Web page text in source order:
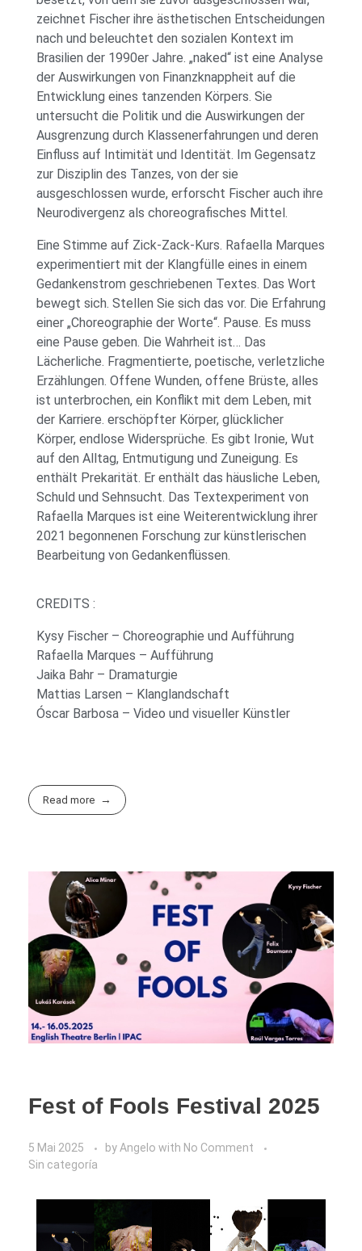
zeichnet Fischer ihre ästhetischen Entscheidungen
nach und beleuchtet den sozialen Kontext im
Brasilien der 1990er Jahre. „naked“ ist eine Analyse
der Auswirkungen von Finanzknappheit auf die
Entwicklung eines tanzenden Körpers. Sie
untersucht die Politik und die Auswirkungen der
Ausgrenzung durch Klassenerfahrungen und deren
Einfluss auf Intimität und Identität. Im Gegensatz
zur Disziplin des Tanzes, von der sie
ausgeschlossen wurde, erforscht Fischer auch ihre
Neurodivergenz als choreografisches Mittel.
Eine Stimme auf Zick-Zack-Kurs. Rafaella Marques
experimentiert mit der Klangfülle eines in einem
Gedankenstrom geschriebenen Textes. Das Wort
bewegt sich. Stellen Sie sich das vor. Die Erfahrung
einer „Choreographie der Worte“. Pause. Es muss
eine Pause geben. Die Wahrheit ist… Das
Lächerliche. Fragmentierte, poetische, verletzliche
Erzählungen. Offene Wunden, offene Brüste, alles
ist unterbrochen, ein Konflikt mit dem Leben, mit
der Karriere. erschöpfter Körper, glücklicher
Körper, endlose Widersprüche. Es gibt Ironie, Wut
auf den Alltag, Entmutigung und Zuneigung. Es
enthält Prekarität. Er enthält das häusliche Leben,
Schuld und Sehnsucht. Das Textexperiment von
Rafaella Marques ist eine Weiterentwicklung ihrer
2021 begonnenen Forschung zur künstlerischen
Bearbeitung von Gedankenflüssen.
CREDITS :
Kysy Fischer – Choreographie und Aufführung
Rafaella Marques – Aufführung
Jaika Bahr – Dramaturgie
Mattias Larsen – Klanglandschaft
Óscar Barbosa – Video und visueller Künstler
Read more
Fest of Fools Festival 2025
5 Mai 2025 byAngelo with No Comment
Sin categoría